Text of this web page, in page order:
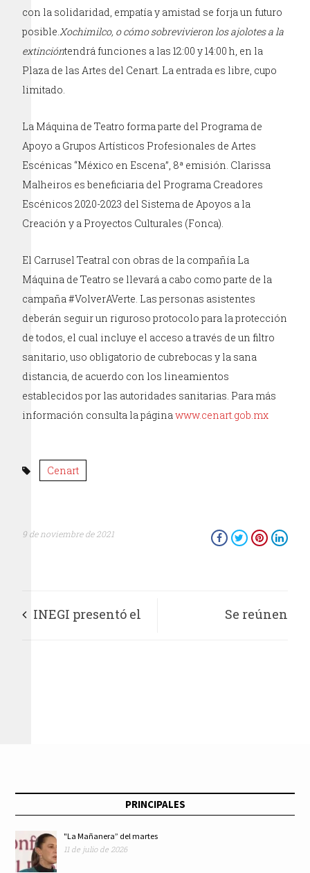
con la solidaridad, empatía y amistad se forja un futuro
posible. Xochimilco, o cómo sobrevivieron los ajolotes a la
extincióntendrá funciones a las 12:00 y 14:00 h, en la
Plaza de las Artes del Cenart. La entrada es libre, cupo
limitado.
La Máquina de Teatro forma parte del Programa de
Apoyo a Grupos Artísticos Profesionales de Artes
Escénicas “México en Escena”, 8ª emisión. Clarissa
Malheiros es beneficiaria del Programa Creadores
Escénicos 2020-2023 del Sistema de Apoyos a la
Creación y a Proyectos Culturales (Fonca).
El Carrusel Teatral con obras de la compañía La
Máquina de Teatro se llevará a cabo como parte de la
campaña #VolverAVerte. Las personas asistentes
deberán seguir un riguroso protocolo para la protección
de todos, el cual incluye el acceso a través de un filtro
sanitario, uso obligatorio de cubrebocas y la sana
distancia, de acuerdo con los lineamientos
establecidos por las autoridades sanitarias. Para más
información consulta la páginawww.cenart.gob.mx
Cenart
9 de noviembre de 2021
INEGI presentó el Se reúnen
PRINCIPALES
"La Mañanera” del martes
11 de julio de 2026